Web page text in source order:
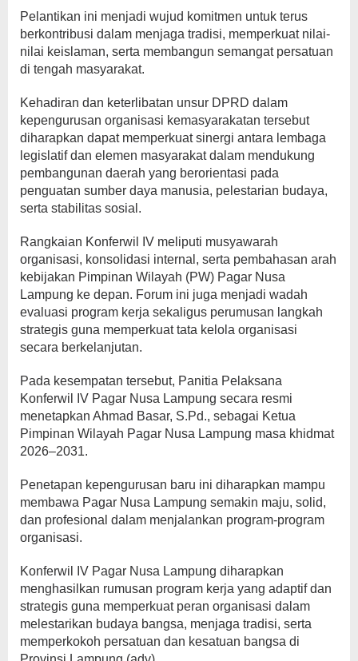
Pelantikan ini menjadi wujud komitmen untuk terus
berkontribusi dalam menjaga tradisi, memperkuat nilai-
nilai keislaman, serta membangun semangat persatuan
di tengah masyarakat.
Kehadiran dan keterlibatan unsur DPRD dalam
kepengurusan organisasi kemasyarakatan tersebut
diharapkan dapat memperkuat sinergi antara lembaga
legislatif dan elemen masyarakat dalam mendukung
pembangunan daerah yang berorientasi pada
penguatan sumber daya manusia, pelestarian budaya,
serta stabilitas sosial.
Rangkaian Konferwil IV meliputi musyawarah
organisasi, konsolidasi internal, serta pembahasan arah
kebijakan Pimpinan Wilayah (PW) Pagar Nusa
Lampung ke depan. Forum ini juga menjadi wadah
evaluasi program kerja sekaligus perumusan langkah
strategis guna memperkuat tata kelola organisasi
secara berkelanjutan.
Pada kesempatan tersebut, Panitia Pelaksana
Konferwil IV Pagar Nusa Lampung secara resmi
menetapkan Ahmad Basar, S.Pd., sebagai Ketua
Pimpinan Wilayah Pagar Nusa Lampung masa khidmat
2026–2031.
Penetapan kepengurusan baru ini diharapkan mampu
membawa Pagar Nusa Lampung semakin maju, solid,
dan profesional dalam menjalankan program-program
organisasi.
Konferwil IV Pagar Nusa Lampung diharapkan
menghasilkan rumusan program kerja yang adaptif dan
strategis guna memperkuat peran organisasi dalam
melestarikan budaya bangsa, menjaga tradisi, serta
memperkokoh persatuan dan kesatuan bangsa di